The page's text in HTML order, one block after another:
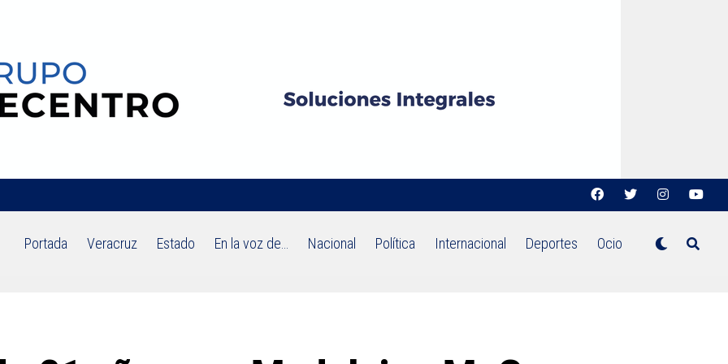
Portada Veracruz Estado En la voz de… Nacional Política Internacional Deportes Ocio